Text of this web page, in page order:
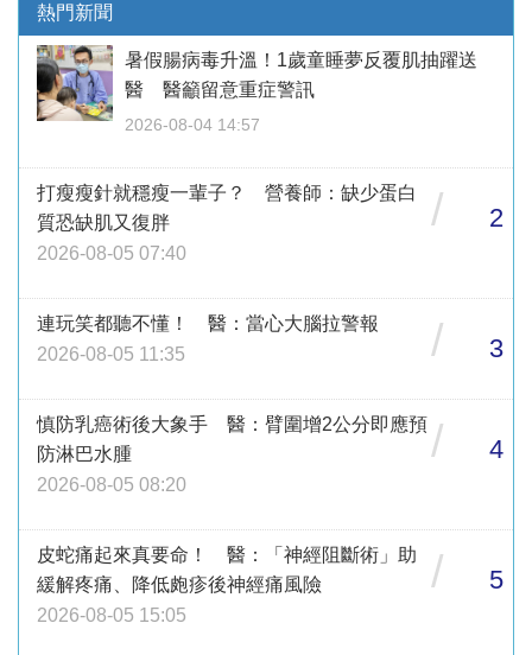
熱門新聞
暑假腸病毒升溫！1歲童睡夢反覆肌抽躍送
醫 醫籲留意重症警訊
2026-08-04 14:57
打瘦瘦針就穩瘦一輩子？ 營養師：缺少蛋白
質恐缺肌又復胖
2026-08-05 07:40
/ 2
連玩笑都聽不懂！ 醫：當心大腦拉警報
2026-08-05 11:35
/ 3
慎防乳癌術後大象手 醫：臂圍增2公分即應預
防淋巴水腫
2026-08-05 08:20
/ 4
皮蛇痛起來真要命！ 醫：「神經阻斷術」助
緩解疼痛、降低皰疹後神經痛風險
2026-08-05 15:05
/ 5